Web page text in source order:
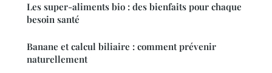
Les super-aliments bio : des bienfaits pour chaque
besoin santé
Banane et calcul biliaire : comment prévenir
naturellement